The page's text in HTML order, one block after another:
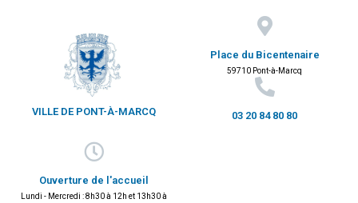
VILLE DE PONT-À-MARCQ
Place du Bicentenaire
59710 Pont-à-Marcq
03 20 84 80 80
Ouverture de l'accueil
Lundi - Mercredi : 8h30 à 12h et 13h30 à